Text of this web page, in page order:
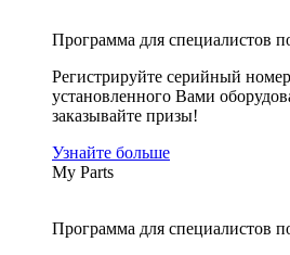
Программа для специалистов
Регистрируйте серийный
установленного Вами
заказывайте призы!
Узнайте больше
My Parts
Программа для специалистов